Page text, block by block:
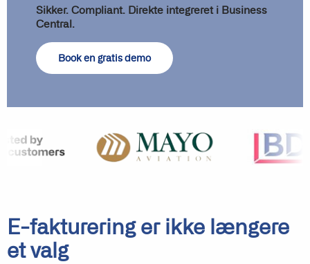
Sikker. Compliant. Direkte integreret i Business
Central.
Book en gratis demo
E-fakturering er ikke længere
et valg